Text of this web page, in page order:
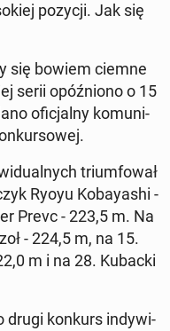
pozycji. Jak się
się bowiem ciemne
serii opóź­nio­no o 15
ofi­cjal­ny ko­mu­ni­
trium­fo­wał
Ryoyu Ko­bay­ashi -
Prevc - 223,5 m. Na
- 224,5 m, na 15.
m i na 28. Kubacki
drugi konkurs in­dy­wi­